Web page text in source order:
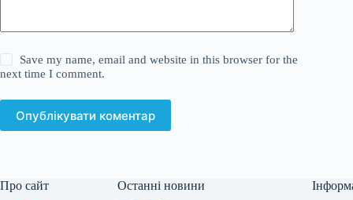
Save my name, email and website in this browser for the
next time I comment.
Опублікувати коментар
Про сайт Останні новини